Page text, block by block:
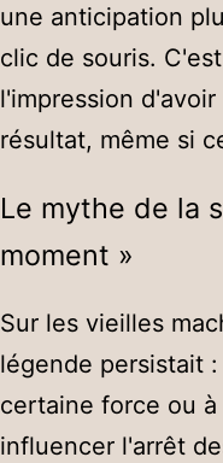
une anticipation
clic de souris.
l'impression
résultat, même si
Le mythe de la
moment »
Sur les vieilles
légende persistait
certaine force ou
influencer l'arrêt